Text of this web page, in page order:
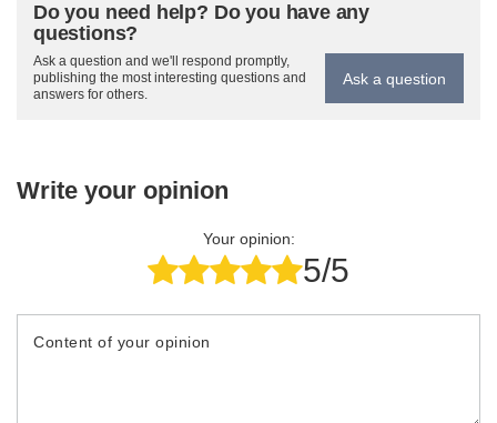
Do you need help? Do you have any
questions?
Ask a question and we'll respond promptly,
publishing the most interesting questions and
answers for others.
Ask a question
Write your opinion
Your opinion:
5/5
Content of your opinion